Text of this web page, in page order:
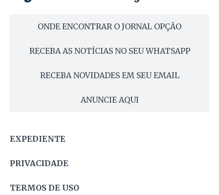
ONDE ENCONTRAR O JORNAL OPÇÃO
RECEBA AS NOTÍCIAS NO SEU WHATSAPP
RECEBA NOVIDADES EM SEU EMAIL
ANUNCIE AQUI
EXPEDIENTE
PRIVACIDADE
TERMOS DE USO